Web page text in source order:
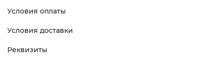
Условия оплаты
Условия доставки
Реквизиты